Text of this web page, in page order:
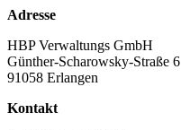
Adresse
HBP Verwaltungs GmbH
Günther-Scharowsky-Straße 6
91058 Erlangen
Kontakt